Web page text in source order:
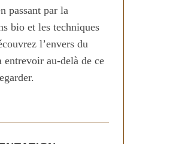
passant par la
bio et les techniques
l’envers du
entrevoir au-delà de ce